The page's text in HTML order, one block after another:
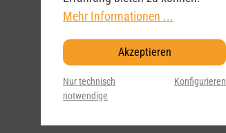
Mehr Informationen ...
Akzeptieren
Nur technisch
notwendige
Konfigurieren